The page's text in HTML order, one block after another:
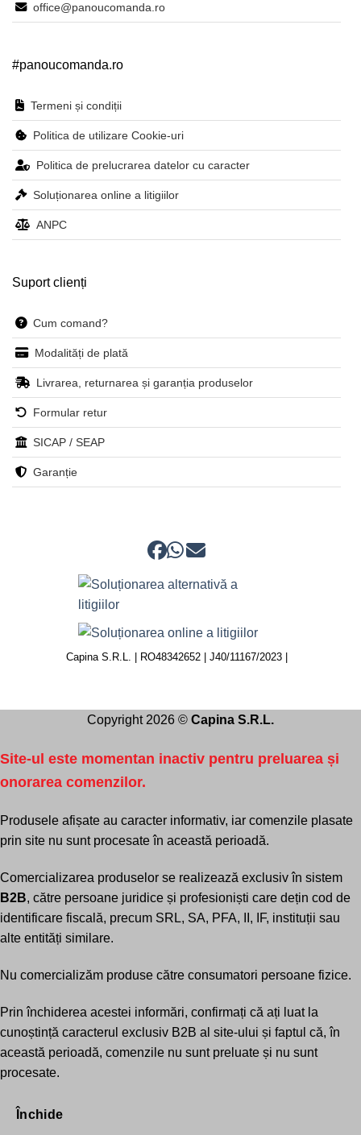
office@panoucomanda.ro
#panoucomanda.ro
Termeni și condiții
Politica de utilizare Cookie-uri
Politica de prelucrarea datelor cu caracter
Soluționarea online a litigiilor
ANPC
Suport clienți
Cum comand?
Modalități de plată
Livrarea, returnarea și garanția produselor
Formular retur
SICAP / SEAP
Garanție
Capina S.R.L. | RO48342652 | J40/11167/2023 |
Copyright 2026 © Capina S.R.L.
Site-ul este momentan inactiv pentru preluarea și
onorarea comenzilor.
Produsele afișate au caracter informativ, iar comenzile plasate
prin site nu sunt procesate în această perioadă.
Comercializarea produselor se realizează exclusiv în sistem
B2B, către persoane juridice și profesioniști care dețin cod de
identificare fiscală, precum SRL, SA, PFA, II, IF, instituții sau
alte entități similare.
Nu comercializăm produse către consumatori persoane fizice.
Prin închiderea acestei informări, confirmați că ați luat la
cunoștință caracterul exclusiv B2B al site-ului și faptul că, în
această perioadă, comenzile nu sunt preluate și nu sunt
procesate.
Închide